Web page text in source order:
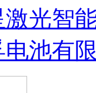
光智
池有